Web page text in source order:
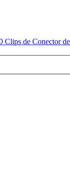
de Conector